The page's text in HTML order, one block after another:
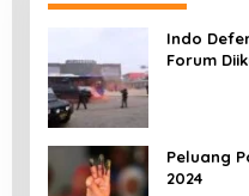
Indo
Forum
Peluang
2024